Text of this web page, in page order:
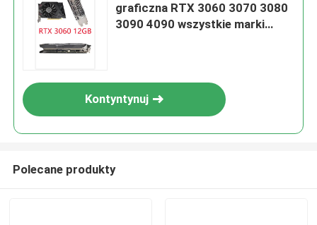
graficzna RTX 3060 3070 3080
3090 4090 wszystkie marki
Kontyntynuj
Polecane produkty